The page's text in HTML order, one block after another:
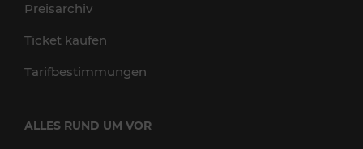
Preisarchiv
Ticket kaufen
Tarifbestimmungen
ALLES RUND UM VOR